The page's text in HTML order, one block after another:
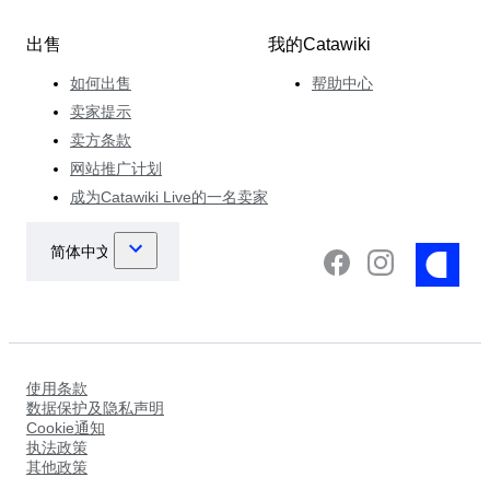
出售
如何出售
卖家提示
卖方条款
网站推广计划
成为Catawiki Live的一名卖家
我的Catawiki
帮助中心
使用条款
数据保护及隐私声明
Cookie通知
执法政策
其他政策